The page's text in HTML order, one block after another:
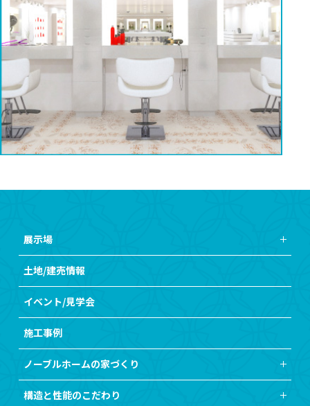
展示場
土地/建売情報
イベント/見学会
施工事例
ノーブルホームの家づくり
構造と性能のこだわり